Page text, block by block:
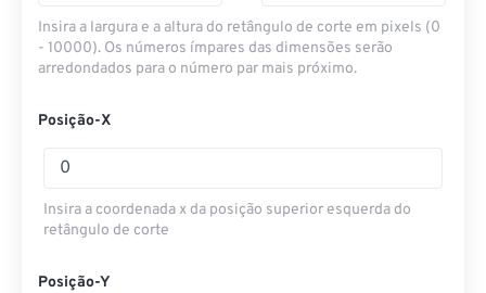
Insira a largura e a altura do retângulo de corte em pixels (0
- 10000). Os números ímpares das dimensões serão
arredondados para o número par mais próximo.
Posição-X
Insira a coordenada x da posição superior esquerda do
retângulo de corte
Posição-Y